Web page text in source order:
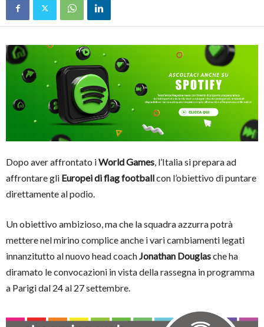
Dopo aver affrontato iWorld Games, l’Italia si prepara ad
affrontare gli Europei di flag footballcon l’obiettivo di puntare
direttamente al podio.
Un obiettivo ambizioso, ma che la squadra azzurra potrà
mettere nel mirino complice anche i vari cambiamenti legati
innanzitutto al nuovo head coachJonathan Douglasche ha
diramato le convocazioni in vista della rassegna in programma
a Parigi dal 24 al 27 settembre.